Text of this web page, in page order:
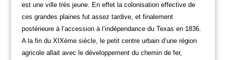
est une ville très jeune. En effet la colonisation effective de
ces grandes plaines fut assez tardive, et finalement
postérieure à l’accession à l’indépendance du Texas en 1836.
A la fin du XIXème siècle, le petit centre urbain d’une région
agricole allait avec le développement du chemin de fer,